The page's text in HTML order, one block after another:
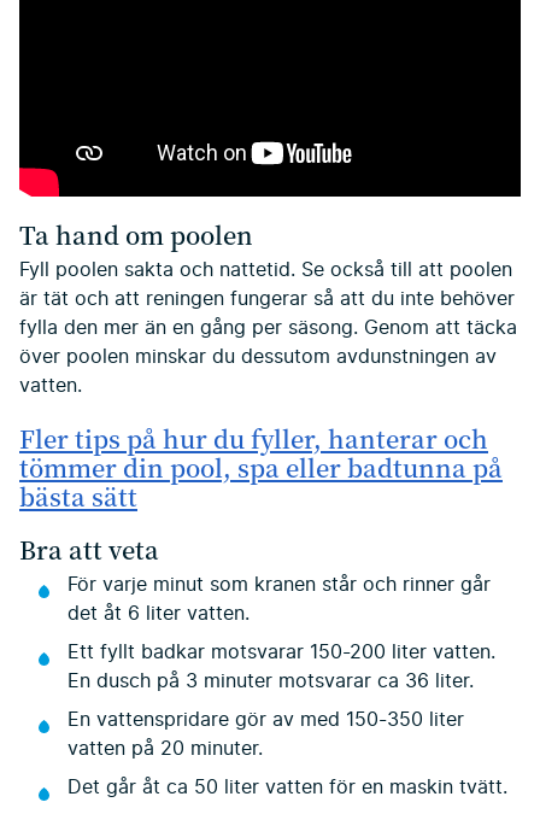
Ta hand om poolen
Fyll poolen sakta och nattetid. Se också till att poolen
är tät och att reningen fungerar så att du inte behöver
fylla den mer än en gång per säsong. Genom att täcka
över poolen minskar du dessutom avdunstningen av
vatten.
Fler tips på hur du fyller, hanterar och
tömmer din pool, spa eller badtunna på
bästa sätt
Bra att veta
För varje minut som kranen står och rinner går
det åt 6 liter vatten.
Ett fyllt badkar motsvarar 150-200 liter vatten.
En dusch på 3 minuter motsvarar ca 36 liter.
En vattenspridare gör av med 150-350 liter
vatten på 20 minuter.
Det går åt ca 50 liter vatten för en maskin tvätt.